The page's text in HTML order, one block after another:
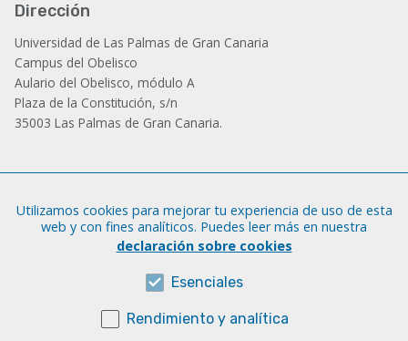
Dirección
Universidad de Las Palmas de Gran Canaria
Campus del Obelisco
Aulario del Obelisco, módulo A
Plaza de la Constitución, s/n
35003 Las Palmas de Gran Canaria.
Tfno.: +34 928 452 771 / 452 787
Fax: +34 928 451 701
Sobre esta web
Utilizamos cookies para mejorar tu experiencia de uso de esta
web y con fines analíticos. Puedes leer más en nuestra
declaración sobre cookies
Esenciales
Rendimiento y analítica